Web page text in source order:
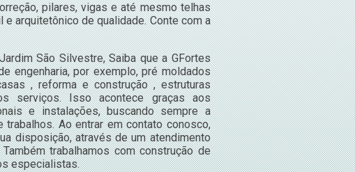
pilares, vigas e até mesmo telhas
arquitetônico de qualidade. Conte com a
São Silvestre, Saiba que a GFortes
engenharia, por exemplo, pré moldados
, reforma e construção , estruturas
serviços. Isso acontece graças aos
e instalações, buscando sempre a
Ao entrar em contato conosco,
disposição, através de um atendimento
trabalhamos com construção de
especialistas.